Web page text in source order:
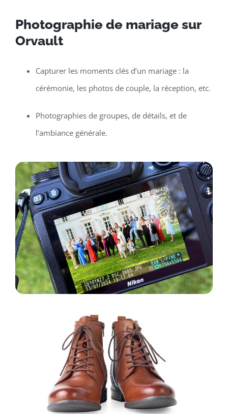
Photographie de mariage sur
Orvault
Capturer les moments clés d’un mariage : la
cérémonie, les photos de couple, la réception, etc.
Photographies de groupes, de détails, et de
l’ambiance générale.